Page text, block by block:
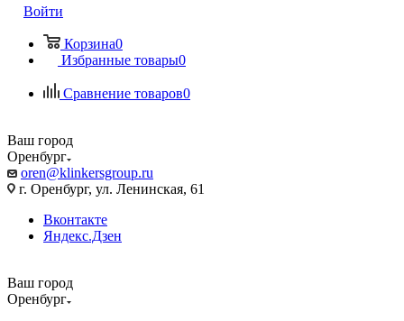
Войти
Корзина0
Избранные товары0
Сравнение товаров0
Ваш город
Оренбург
oren@klinkersgroup.ru
г. Оренбург, ул. Ленинская, 61
Вконтакте
Яндекс.Дзен
Ваш город
Оренбург